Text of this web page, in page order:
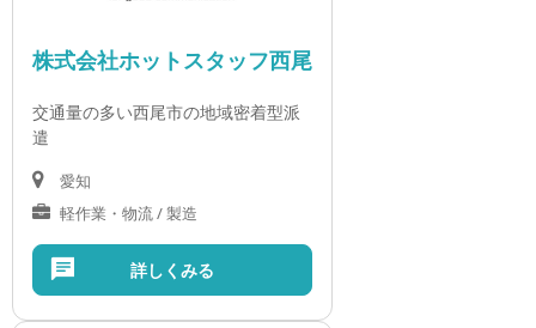
株式会社ホットスタッフ西尾
交通量の多い西尾市の地域密着型派
遣
愛知
軽作業・物流 / 製造
詳しくみる